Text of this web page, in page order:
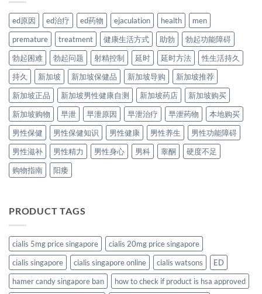
ed原因 ed治疗 ed药物 ejaculation health
men
premature
treatment 健康生活方式 助勃
勃起功能障碍
勃起困难
勃起问题 射精控制 延时 延时方法
性生活持久
持久
新加坡 新加坡保健品 新加坡导购
新加坡推荐
新加坡正品
新加坡男性健康自测 新加坡药店
新加坡购买
新加坡购物
早泄 早泄原因 早泄治疗 早泄药物
本地购买
男性保健
男性保健知识 男性健康 男性养生
男性功能障碍
男性滋补
男性精力 男性身心 男科 睾酮
硬度不足
购物指南
阳痿
PRODUCT TAGS
cialis 5mg price singapore
cialis 20mg price singapore
cialis singapore
cialis singapore online cialis watsons
ED
hamer candy singapore ban
how to check if product is hsa approved